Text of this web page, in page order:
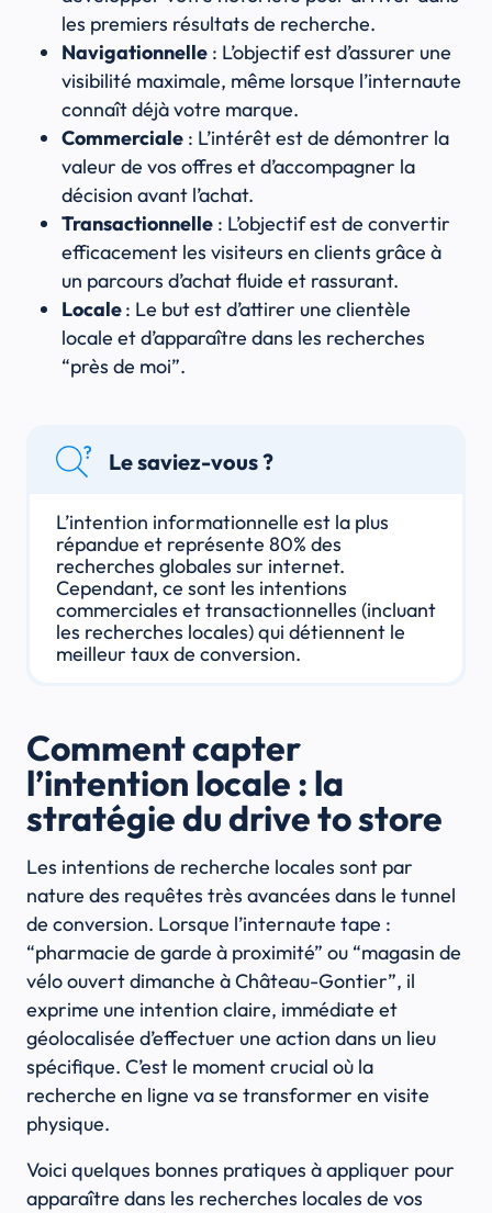
les premiers résultats de recherche.
Navigationnelle : L’objectif est d’assurer une
visibilité maximale, même lorsque l’internaute
connaît déjà votre marque.
Commerciale : L’intérêt est de démontrer la
valeur de vos offres et d’accompagner la
décision avant l’achat.
Transactionnelle : L’objectif est de convertir
efficacement les visiteurs en clients grâce à
un parcours d’achat fluide et rassurant.
Locale: Le but est d’attirer une clientèle
locale et d’apparaître dans les recherches
“près de moi”.
Le saviez-vous ?
L’intention informationnelle est la plus
répandue et représente 80% des
recherches globales sur internet.
Cependant, ce sont les intentions
commerciales et transactionnelles (incluant
les recherches locales) qui détiennent le
meilleur taux de conversion.
Comment capter
l’intention locale : la
stratégie du drive to store
Les intentions de recherche locales sont par
nature des requêtes très avancées dans le tunnel
de conversion. Lorsque l’internaute tape :
“pharmacie de garde à proximité” ou “magasin de
vélo ouvert dimanche à Château-Gontier”, il
exprime une intention claire, immédiate et
géolocalisée d’effectuer une action dans un lieu
spécifique. C’est le moment crucial où la
recherche en ligne va se transformer en visite
physique.
Voici quelques bonnes pratiques à appliquer pour
apparaître dans les recherches locales de vos